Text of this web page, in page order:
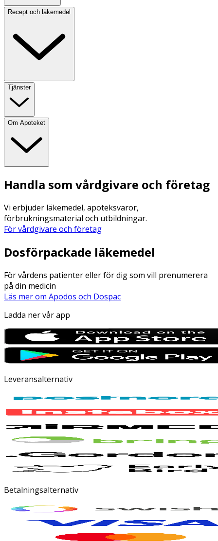
Recept och läkemedel
Tjänster
Om Apoteket
Handla som vårdgivare och företag
Vi erbjuder läkemedel, apoteksvaror,
förbrukningsmaterial och utbildningar.
För vårdgivare och företag
Dosförpackade läkemedel
För vårdens patienter eller för dig som vill prenumerera
på din medicin
Läs mer om Apodos och Dospac
Ladda ner vår app
Leveransalternativ
Betalningsalternativ